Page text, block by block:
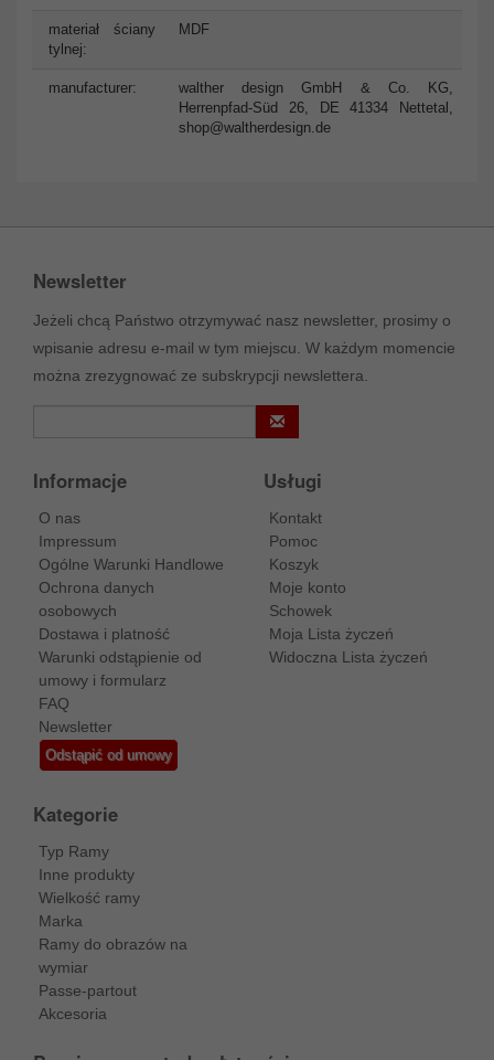
materiał ściany
tylnej:
MDF
manufacturer:
walther design GmbH & Co. KG,
Herrenpfad-Süd 26, DE 41334 Nettetal,
shop@waltherdesign.de
Newsletter
Jeżeli chcą Państwo otrzymywać nasz newsletter, prosimy o
wpisanie adresu e-mail w tym miejscu. W każdym momencie
można zrezygnować ze subskrypcji newslettera.
Informacje
O nas
Impressum
Ogólne Warunki Handlowe
Ochrona danych
osobowych
Dostawa i platność
Warunki odstąpienie od
umowy i formularz
FAQ
Newsletter
Odstąpić od umowy
Usługi
Kontakt
Pomoc
Koszyk
Moje konto
Schowek
Moja Lista życzeń
Widoczna Lista życzeń
Kategorie
Typ Ramy
Inne produkty
Wielkość ramy
Marka
Ramy do obrazów na
wymiar
Passe-partout
Akcesoria